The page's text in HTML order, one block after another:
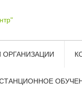
ОРГАНИЗАЦИИ